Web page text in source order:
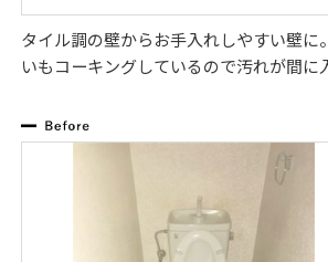
タイル調の壁からお手入れしやすい壁に
いもコーキングしているので汚れが間に